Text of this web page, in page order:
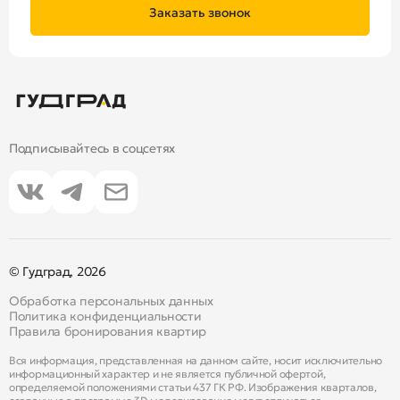
Заказать звонок
Подписывайтесь в соцсетях
© Гудград, 2026
Обработка персональных данных
Политика конфиденциальности
Правила бронирования квартир
Вся информация, представленная на данном сайте, носит исключительно
информационный характер и не является публичной офертой,
определяемой положениями статьи 437 ГК РФ. Изображения кварталов,